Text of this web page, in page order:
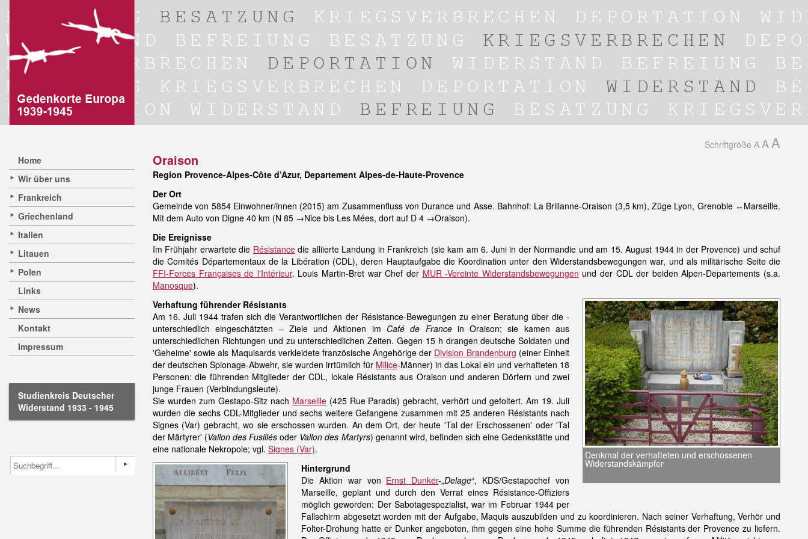
Home
Wir über uns
Frankreich
Griechenland
Italien
Litauen
Polen
Links
News
Kontakt
Impressum
Studienkreis Deutscher
Widerstand 1933 - 1945
Schriftgröße A A A
Oraison
Region Provence-Alpes-Côte d’Azur, Departement Alpes-de-Haute-Provence
Der Ort
Gemeinde von 5854 Einwohner/innen (2015) am Zusammenfluss von Durance und Asse. Bahnhof: La Brillanne-Oraison (3,5 km), Züge Lyon, Grenoble ↔Marseille.
Mit dem Auto von Digne 40 km (N 85 →Nice bis Les Mées, dort auf D 4 →Oraison).
Die Ereignisse
Im Frühjahr erwartete die Résistancedie alliierte Landung in Frankreich (sie kam am 6. Juni in der Normandie und am 15. August 1944 in der Provence) und schuf
die Comités Départementaux de la Libération (CDL), deren Hauptaufgabe die Koordination unter den Widerstandsbewegungen war, und als militärische Seite die
FFI-Forces Françaises de l'Intérieur. Louis Martin-Bret war Chef der MUR -Vereinte Widerstandsbewegungen und der CDL der beiden Alpen-Departements (s.a.
Manosque).
Denkmal der verhafteten und erschossenen
Widerstandskämpfer
Verhaftung führender Résistants
Am 16. Juli 1944 trafen sich die Verantwortlichen der Résistance-Bewegungen zu einer Beratung über die -
unterschiedlich eingeschätzten – Ziele und Aktionen im Café de Francein Oraison; sie kamen aus
unterschiedlichen Richtungen und zu unterschiedlichen Zeiten. Gegen 15 h drangen deutsche Soldaten und
'Geheime' sowie als Maquisards verkleidete französische Angehörige der Division Brandenburg (einer Einheit
der deutschen Spionage-Abwehr, sie wurden irrtümlich für Milice-Männer) in das Lokal ein und verhafteten 18
Personen: die führenden Mitglieder der CDL, lokale Résistants aus Oraison und anderen Dörfern und zwei
junge Frauen (Verbindungsleute).
Sie wurden zum Gestapo-Sitz nach Marseille(425 Rue Paradis) gebracht, verhört und gefoltert. Am 19. Juli
wurden die sechs CDL-Mitglieder und sechs weitere Gefangene zusammen mit 25 anderen Résistants nach
Signes (Var) gebracht, wo sie erschossen wurden. An dem Ort, der heute 'Tal der Erschossenen' oder 'Tal
der Märtyrer' (Vallon des Fusillés oder Vallon des Martyrs) genannt wird, befinden sich eine Gedenkstätte und
eine nationale Nekropole; vgl. Signes (Var).
Hintergrund
Die Aktion war von Ernst Dunker-„Delage“, KDS/Gestapochef von
Marseille, geplant und durch den Verrat eines Résistance-Offiziers
möglich geworden: Der Sabotagespezialist, war im Februar 1944 per
Fallschirm abgesetzt worden mit der Aufgabe, Maquis auszubilden und zu koordinieren. Nach seiner Verhaftung, Verhör und
Folter-Drohung hatte er Dunker angeboten, ihm gegen eine hohe Summe die führenden Résistants der Provence zu liefern.